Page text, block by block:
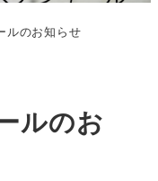
ルのお知らせ
ルのお